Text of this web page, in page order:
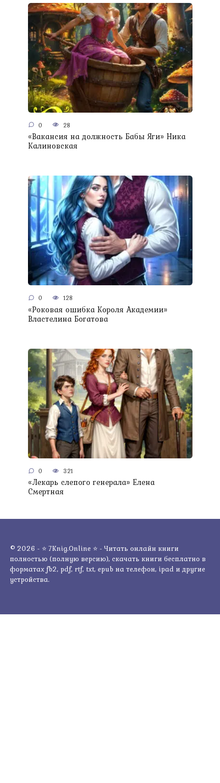
0 28
«Вакансия на должность Бабы Яги» Ника
Калиновская
0 128
«Роковая ошибка Короля Академии»
Властелина Богатова
0 321
«Лекарь слепого генерала» Елена
Смертная
© 2026 - ⭐ 7Knig.Online ⭐ - Читать онлайн книги
полностью (полную версию), скачать книги бесплатно в
форматах fb2, pdf, rtf, txt, epub на телефон, ipad и другие
устройства.